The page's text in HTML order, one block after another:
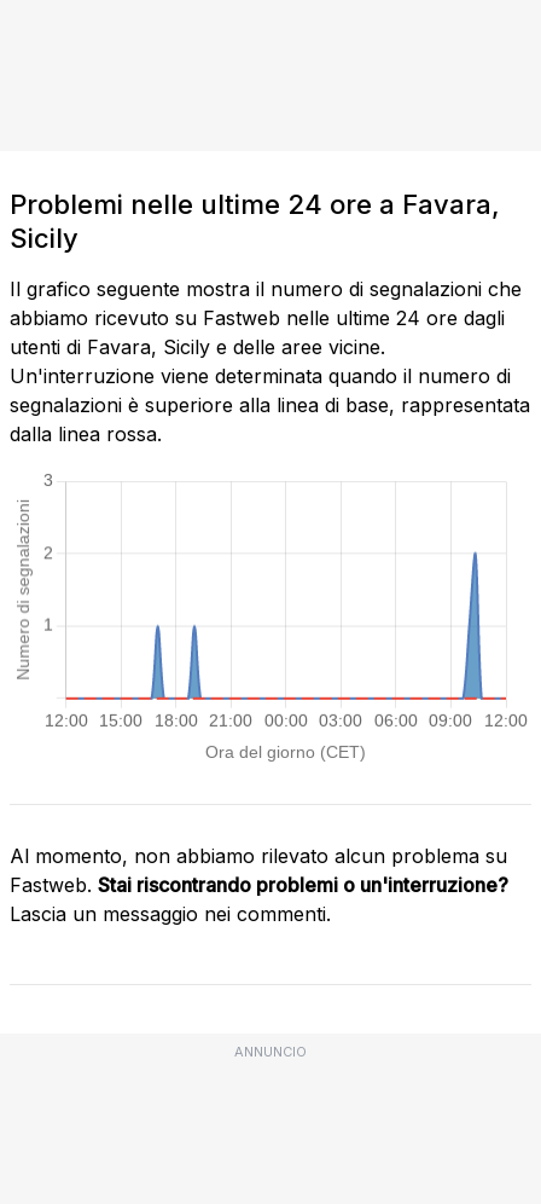
Problemi nelle ultime 24 ore a Favara,
Sicily
Il grafico seguente mostra il numero di segnalazioni che
abbiamo ricevuto su Fastweb nelle ultime 24 ore dagli
utenti di Favara, Sicily e delle aree vicine.
Un'interruzione viene determinata quando il numero di
segnalazioni è superiore alla linea di base, rappresentata
dalla linea rossa.
Al momento, non abbiamo rilevato alcun problema su
Fastweb. Stai riscontrando problemi o un'interruzione?
Lascia un messaggio nei commenti.
ANNUNCIO